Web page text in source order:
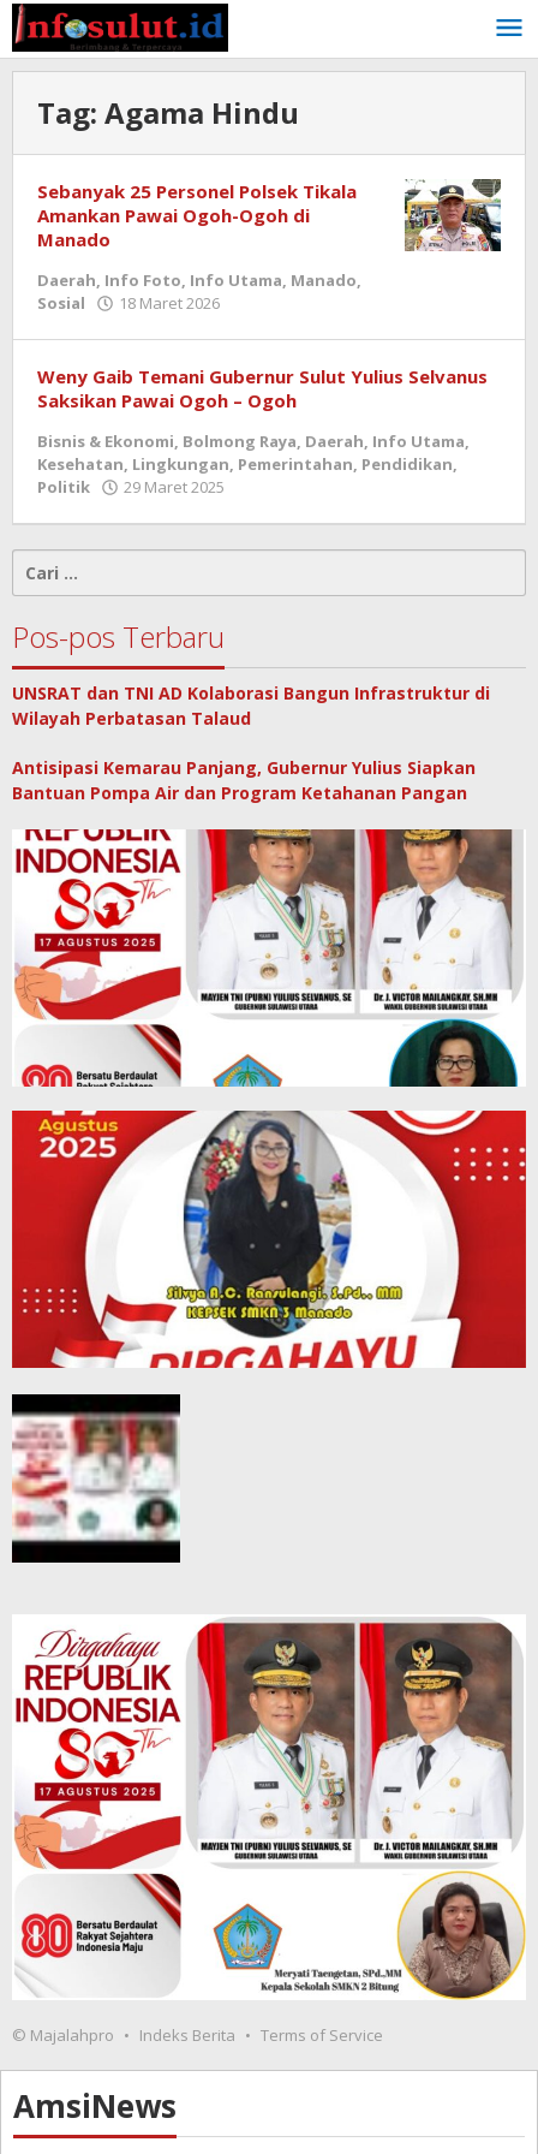
Lewati
ke
konten
Tag: Agama Hindu
Sebanyak 25 Personel Polsek Tikala
Amankan Pawai Ogoh-Ogoh di
Manado
Daerah, Info Foto, Info Utama, Manado,
Sosial
18 Maret 2026
Weny Gaib Temani Gubernur Sulut Yulius Selvanus
Saksikan Pawai Ogoh – Ogoh
Bisnis & Ekonomi, Bolmong Raya, Daerah, Info Utama,
Kesehatan, Lingkungan, Pemerintahan, Pendidikan,
Politik
29 Maret 2025
untuk:
Pos-pos Terbaru
UNSRAT dan TNI AD Kolaborasi Bangun Infrastruktur di
Wilayah Perbatasan Talaud
Antisipasi Kemarau Panjang, Gubernur Yulius Siapkan
Bantuan Pompa Air dan Program Ketahanan Pangan
© Majalahpro Indeks Berita Terms of Service
AmsiNews